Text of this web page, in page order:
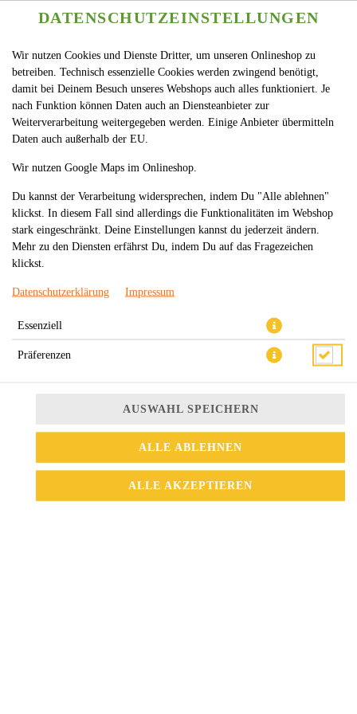
11C. GOI CUON MIT
GARNELEN (SOMMERROLLE)
DATENSCHUTZEINSTELLUNGEN
Wir nutzen Cookies und Dienste Dritter, um unseren Onlineshop zu
betreiben. Technisch essenzielle Cookies werden zwingend benötigt,
damit bei Deinem Besuch unseres Webshops auch alles funktioniert. Je
nach Funktion können Daten auch an Diensteanbieter zur
Weiterverarbeitung weitergegeben werden. Einige Anbieter übermitteln
Daten auch außerhalb der EU.
Wir nutzen Google Maps im Onlineshop.
Du kannst der Verarbeitung widersprechen, indem Du "Alle ablehnen"
klickst. In diesem Fall sind allerdings die Funktionalitäten im Webshop
stark eingeschränkt. Deine Einstellungen kannst du jederzeit ändern.
Mehr zu den Diensten erfährst Du, indem Du auf das Fragezeichen
klickst.
Datenschutzerklärung Impressum
Essenziell
Präferenzen
AUSWAHL SPEICHERN
ALLE ABLEHNEN
ALLE AKZEPTIEREN